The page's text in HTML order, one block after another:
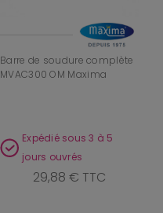
Barre de soudure complète
MVAC300 OM Maxima
Expédié sous 3 à 5
jours ouvrés
29,88 € TTC